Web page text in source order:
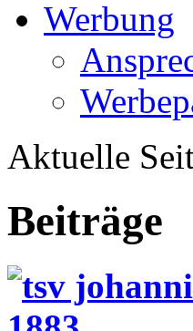
Werbung
Aktuelle
Beiträge